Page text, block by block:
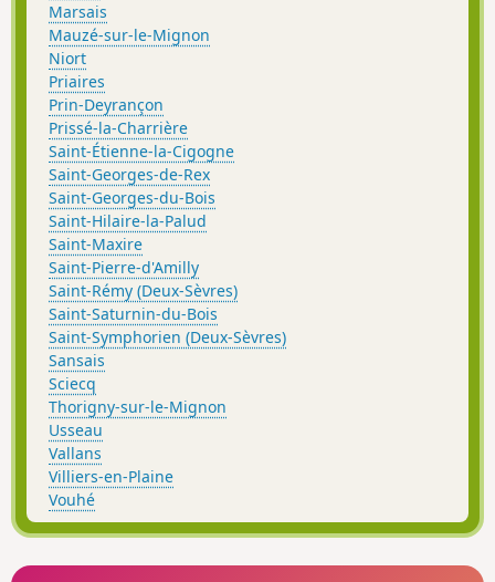
Marsais
Mauzé-sur-le-Mignon
Niort
Priaires
Prin-Deyrançon
Prissé-la-Charrière
Saint-Étienne-la-Cigogne
Saint-Georges-de-Rex
Saint-Georges-du-Bois
Saint-Hilaire-la-Palud
Saint-Maxire
Saint-Pierre-d'Amilly
Saint-Rémy (Deux-Sèvres)
Saint-Saturnin-du-Bois
Saint-Symphorien (Deux-Sèvres)
Sansais
Sciecq
Thorigny-sur-le-Mignon
Usseau
Vallans
Villiers-en-Plaine
Vouhé